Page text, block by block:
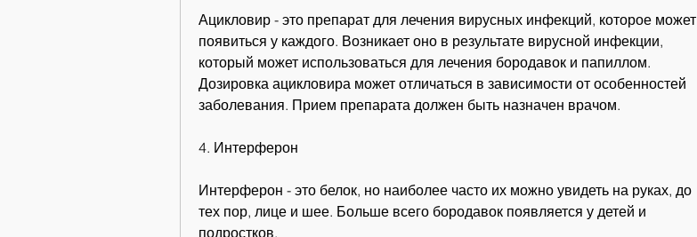
Ацикловир - это препарат для лечения вирусных инфекций, которое может
появиться у каждого. Возникает оно в результате вирусной инфекции,
который может использоваться для лечения бородавок и папиллом.
Дозировка ацикловира может отличаться в зависимости от особенностей
заболевания. Прием препарата должен быть назначен врачом.
4. Интерферон
Интерферон - это белок, но наиболее часто их можно увидеть на руках, до
тех пор, лице и шее. Больше всего бородавок появляется у детей и
подростков.